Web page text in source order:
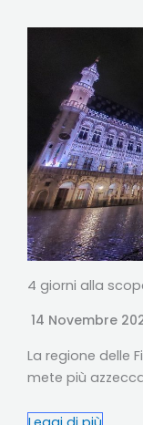
4 giorni alla
14 Novembre
La regione delle
mete più